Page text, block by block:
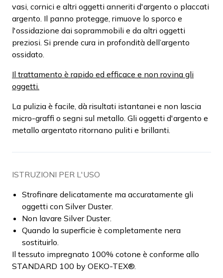
vasi, cornici e altri oggetti anneriti d'argento o placcati
argento. Il panno protegge, rimuove lo sporco e
l'ossidazione dai soprammobili e da altri oggetti
preziosi. Si prende cura in profondità dell’argento
ossidato.
Il trattamento è rapido ed efficace e non rovina gli
oggetti.
La pulizia è facile, dà risultati istantanei e non lascia
micro-graffi o segni sul metallo. Gli oggetti d'argento e
metallo argentato ritornano puliti e brillanti.
ISTRUZIONI PER L'USO
Strofinare delicatamente ma accuratamente gli
oggetti con Silver Duster.
Non lavare Silver Duster.
Quando la superficie è completamente nera
sostituirlo.
Il tessuto impregnato 100% cotone è conforme allo
STANDARD 100 by OEKO-TEX®.